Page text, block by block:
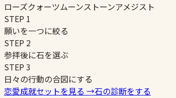
ローズクォーツムーンストーンアメジスト
STEP 1
願いを一つに絞る
STEP 2
参拝後に石を選ぶ
STEP3
日々の行動の合図にする
恋愛成就セットを見る →石の診断をする